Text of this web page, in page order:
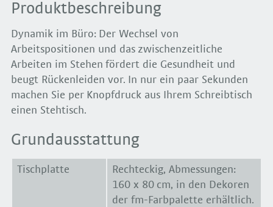
Produktbeschreibung
Dynamik im Büro: Der Wechsel von
Arbeitspositionen und das zwischenzeitliche
Arbeiten im Stehen fördert die Gesundheit und
beugt Rückenleiden vor. In nur ein paar Sekunden
machen Sie per Knopfdruck aus Ihrem Schreibtisch
einen Stehtisch.
Grundausstattung
Tischplatte
Rechteckig, Abmessungen:
160 x 80 cm, in den Dekoren
der fm-Farbpalette erhältlich.